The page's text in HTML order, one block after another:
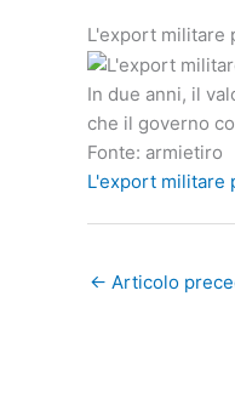
L'export militare
In due anni, il
che il governo
Fonte: armietiro
L'export militare
← Articolo